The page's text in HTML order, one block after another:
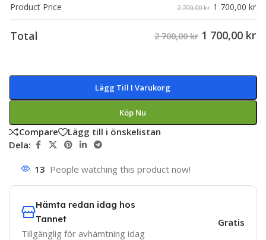
Product Price
2 700,00 kr 1 700,00 kr
Total 2 700,00 kr 1 700,00 kr
Lägg Till I Varukorg
Köp Nu
Compare
Lägg till i önskelistan
Dela:
13 People watching this product now!
Hämta redan idag hos
Tannet
Tillgänglig för avhämtning idag
Gratis